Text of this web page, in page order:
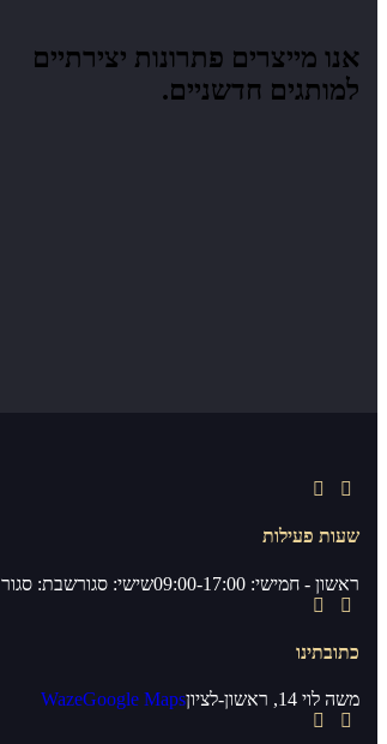
אנו מייצרים פתרונות יצירתיים
למותגים חדשניים.
שעות פעילות
ראשון - חמישי: 09:00-17:00 שישי: סגורשבת: סגור
כתובתינו
משה לוי 14, ראשון-לציון WazeGoogle Maps